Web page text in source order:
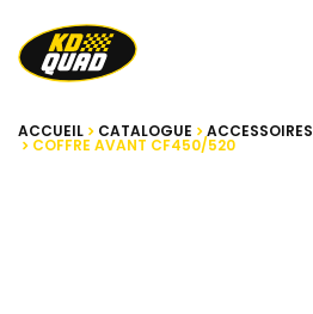
ACCUEIL CATALOGUE ACCESSOIRES
COFFRE AVANT CF450/520